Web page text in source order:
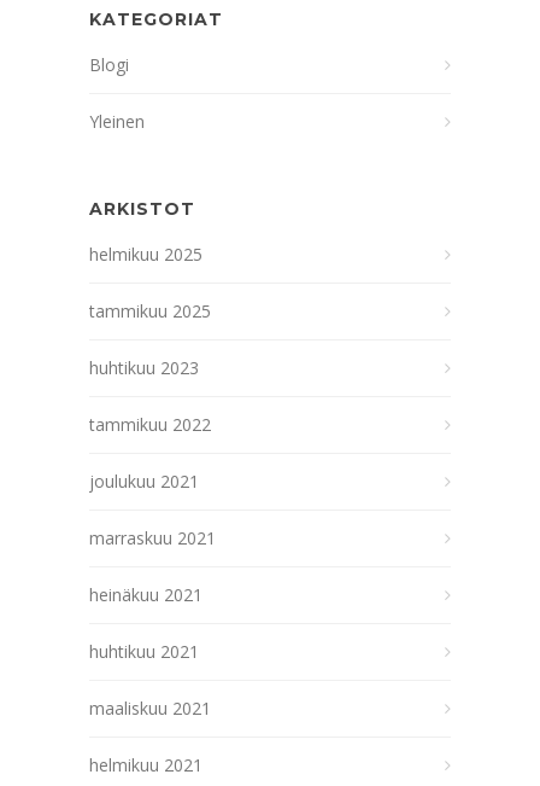
KATEGORIAT
Blogi
Yleinen
ARKISTOT
helmikuu 2025
tammikuu 2025
huhtikuu 2023
tammikuu 2022
joulukuu 2021
marraskuu 2021
heinäkuu 2021
huhtikuu 2021
maaliskuu 2021
helmikuu 2021